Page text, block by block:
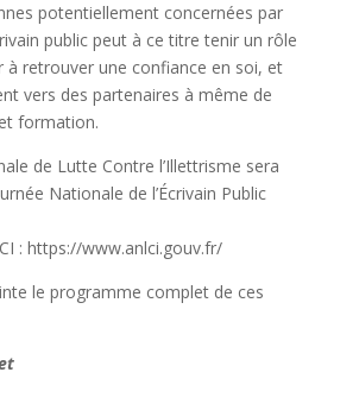
potentiellement concernées par
public peut à ce titre tenir un rôle
à retrouver une confiance en soi, et
vers des partenaires à même de
formation.
de Lutte Contre l’Illettrisme sera
Nationale de l’Écrivain Public
: https://www.anlci.gouv.fr/
le programme complet de ces